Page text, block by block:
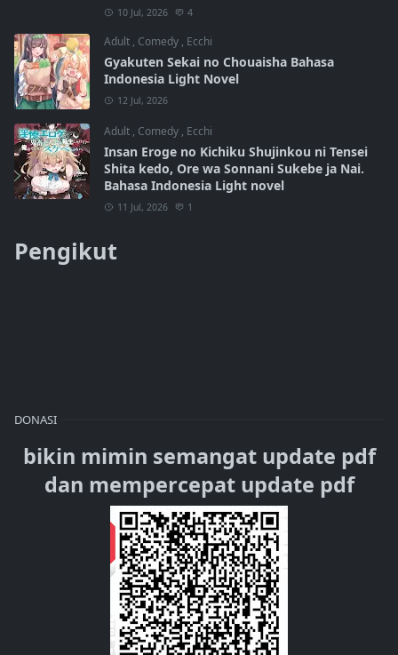
10 Jul, 2026 4
Adult , Comedy , Ecchi
Gyakuten Sekai no Chouaisha Bahasa
Indonesia Light Novel
12 Jul, 2026
Adult , Comedy , Ecchi
Insan Eroge no Kichiku Shujinkou ni Tensei
Shita kedo, Ore wa Sonnani Sukebe ja Nai.
Bahasa Indonesia Light novel
11 Jul, 2026 1
Pengikut
DONASI
bikin mimin semangat update pdf
dan mempercepat update pdf